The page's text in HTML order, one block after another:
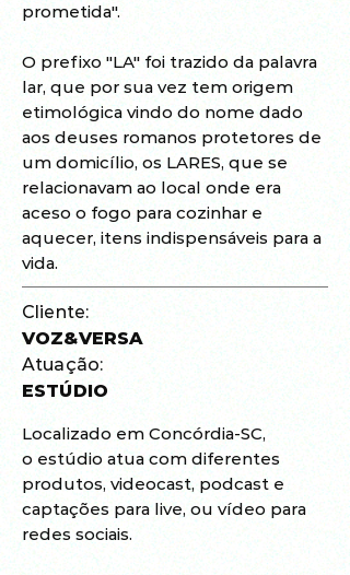
prometida".
O prefixo "LA" foi trazido da palavra
lar, que por sua vez tem origem
etimológica vindo do nome dado
aos deuses romanos protetores de
um domicílio, os LARES, que se
relacionavam ao local onde era
aceso o fogo para cozinhar e
aquecer, itens indispensáveis para a
vida.
Cliente:
VOZ&VERSA
Atuação:
ESTÚDIO
Localizado em Concórdia-SC,
o estúdio atua com diferentes
produtos, videocast, podcast e
captações para live, ou vídeo para
redes sociais.